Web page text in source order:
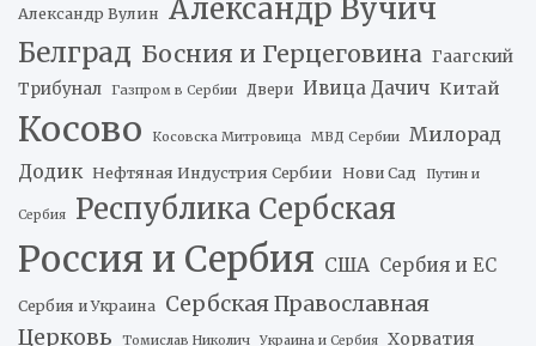
Александр Вулин Александр Вучич
Белград Босния и Герцеговина Гаагский
Трибунал Газпром в Сербии Двери Ивица Дачич Китай
Косово Косовска Митровица МВД Сербии
Милорад
Додик Нефтяная Индустрия Сербии Нови Сад Путин и
Сербия Республика Сербская
Россия и Сербия США Сербия и ЕС
Сербия и Украина
Сербская Православная
Церковь
Томислав Николич Украина и Сербия Хорватия